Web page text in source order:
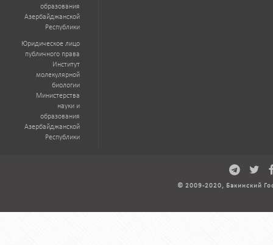
образования
Азербайджанской
Республики
Юридическое лицо
публичного права
Институт
молекулярной
биологии
Министерства
науки и
образования
Азербайджанской
Республики
© 2009-2020, Бакинский